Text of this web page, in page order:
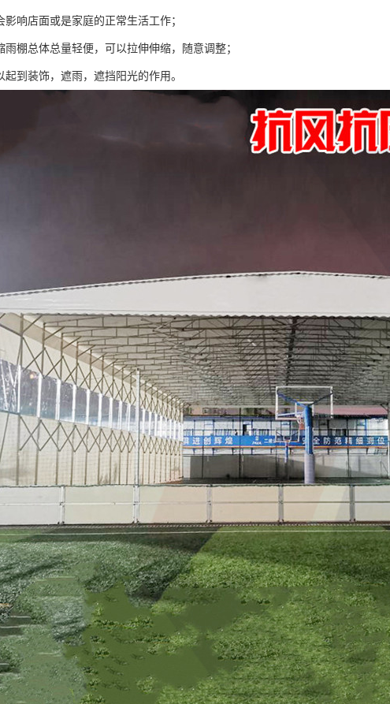
影响店面或是家庭的正常生活工作；
雨棚总体总量轻便，可以拉伸伸缩，随意调整；
起到装饰，遮雨，遮挡阳光的作用。